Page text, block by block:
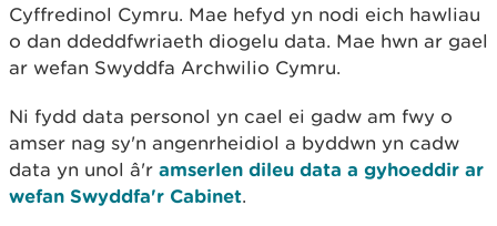
Cyffredinol Cymru. Mae hefyd yn nodi eich hawliau
o dan ddeddfwriaeth diogelu data. Mae hwn ar gael
ar wefan Swyddfa Archwilio Cymru.
Ni fydd data personol yn cael ei gadw am fwy o
amser nag sy'n angenrheidiol a byddwn yn cadw
data yn unol â'r amserlen dileu data a gyhoeddir ar
wefan Swyddfa'r Cabinet.